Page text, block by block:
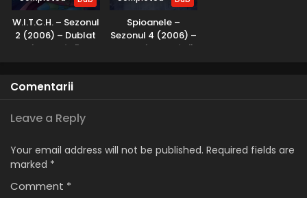
W.I.T.C.H. – Sezonul
2 (2006) – Dublat
în Română
Spioanele –
Sezonul 4 (2006) –
Dublat în Română
Comentarii
Leave a Reply
Your email address will not be published. Required fields are
marked *
Comment *